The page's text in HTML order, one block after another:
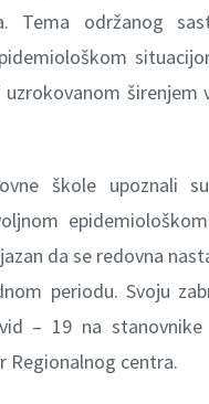
Tema održanog
uzrokovanom širenjem
škole upoznali
da se redovna
periodu. Svoju
– 19 na
Regionalnog centra.